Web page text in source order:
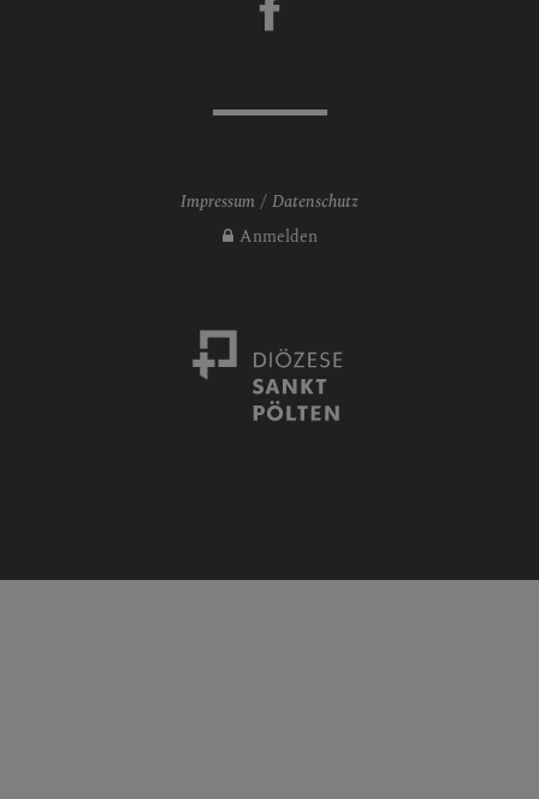
Impressum
Datenschutz
Anmelden